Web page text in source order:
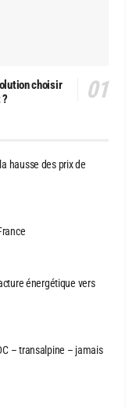
choisir
hausse des prix de
énergétique vers
– transalpine – jamais